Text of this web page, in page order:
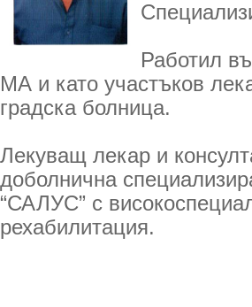
Работил
МА и като участъков
градска болница.
Лекуващ лекар и
доболнична
“САЛУС” с
рехабилитация.